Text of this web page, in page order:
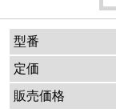
型番
定価
販売価格